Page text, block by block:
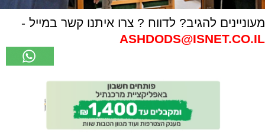
מעוניינים להגיב? לדווח ? צרו איתנו קשר במייל -
ASHDODS@ISNET.CO.IL